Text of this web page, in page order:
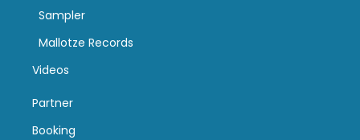
Sampler
Mallotze Records
Videos
Partner
Booking